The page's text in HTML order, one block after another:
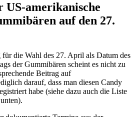
US-amerikanische
auf den 27.
die Wahl des 27. April als Datum des
der Gummibären scheint es nicht zu
Beitrag auf
darauf, dass man diesen Candy
habe (siehe dazu auch die Liste